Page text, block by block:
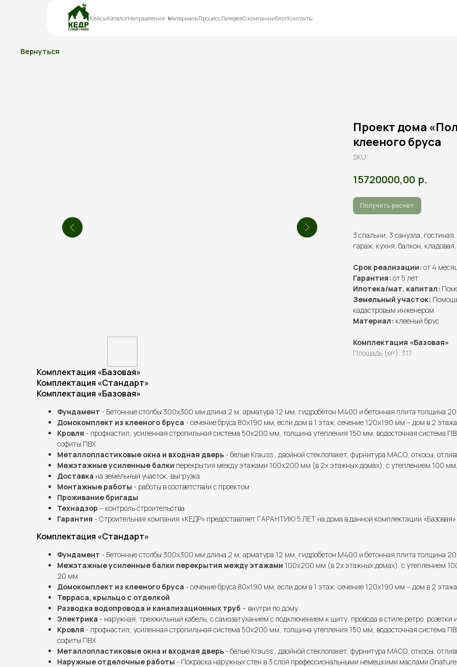
КейсыКаталогНаправления МатериалыПроцессГалереяО компанииБлогКонтакты
Вернуться
Проект дома
клееного бруса
SKU:
15720000,00 р.
Получить расчет
3 спальни, 3 санузла,
гараж, кухня, балкон,
Срок реализации: от 4
Гарантия: от 5 лет
Ипотека/мат. капитал:
Земельный участок:
кадастровым инженером
Материал: клееный брус
Комплектация «Базовая»
Площадь (м²): 317
Комплектация «Базовая»
Комплектация «Стандарт»
Комплектация «Базовая»
Фундамент - Бетонные столбы 300х300 мм длина 2 м, арматура 12 мм, гидробетон М400 и бетонная плита толщина
Домокомплект из клееного бруса - сечение бруса 80х190 мм, если дом в 1 этаж, сечение 120х190 мм – дом в 2 этажа
Кровля - профнастил, усиленная стропильная система 50х200 мм, толщина утепления 150 мм, водосточная система
софиты ПВХ
Металлопластиковые окна и входная дверь- белые Krauss , двойной стеклопакет, фурнитура МАСО, откосы,
Межэтажные усиленные балки перекрытия между этажами 100х200 мм (в 2х этажных домах), с утеплением 100
Доставка на земельный участок, выгрузка
Монтажные работы - работы в соответствии с проектом
Проживание бригады
Технадзор – контроль строительства
Гарантия - Строительная компания «КЕДР» предоставляет ГАРАНТИЮ 5 ЛЕТ на дома в данной комплектации «Базовая»
Комплектация «Стандарт»
Фундамент - Бетонные столбы 300х300 мм длина 2 м, арматура 12 мм, гидробетон М400 и бетонная плита толщина
Межэтажные усиленные балки перекрытия между этажами 100х200 мм (в 2х этажных домах), с утеплением
20 мм
Домокомплект из клееного бруса - сечение бруса 80х190 мм, если дом в 1 этаж, сечение 120х190 мм – дом в 2 этажа
Терраса, крыльцо с отделкой
Разводка водопровода и канализационных труб – внутри по дому
Электрика - наружная, трехжильный кабель, с самозатуханием с подключением к щиту, провода в стиле ретро, розетки
Кровля - профнастил, усиленная стропильная система 50х200 мм, толщина утепления 150 мм, водосточная система
софиты ПВХ
Металлопластиковые окна и входная дверь- белые Krauss , двойной стеклопакет, фурнитура МАСО, откосы,
Наружные отделочные работы - Покраска наружных стен в 3 слоя профессиональными немецкими маслами